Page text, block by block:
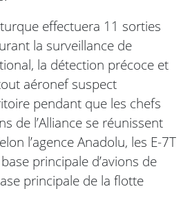
effectuera 11 sorties
la surveillance de
la détection précoce et
aéronef suspect
pendant que les chefs
de l’Alliance se réunissent
l’agence Anadolu, les E-7T
principale d’avions de
principale de la flotte